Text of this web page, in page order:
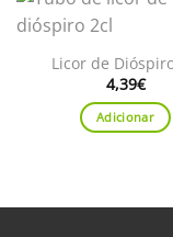
Licor de
4,39€
Adicionar